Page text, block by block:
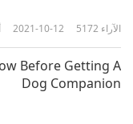
2021-10-12 5172 الآراء
Before Getting A
Dog Companion